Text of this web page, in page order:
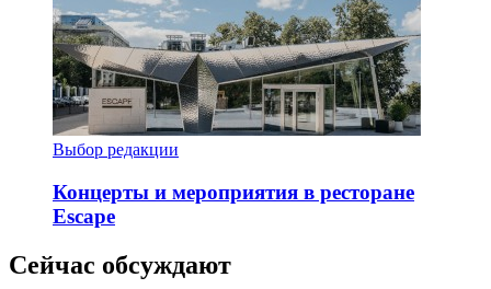
Выбор редакции
Концерты и мероприятия в ресторане
Escape
Сейчас обсуждают